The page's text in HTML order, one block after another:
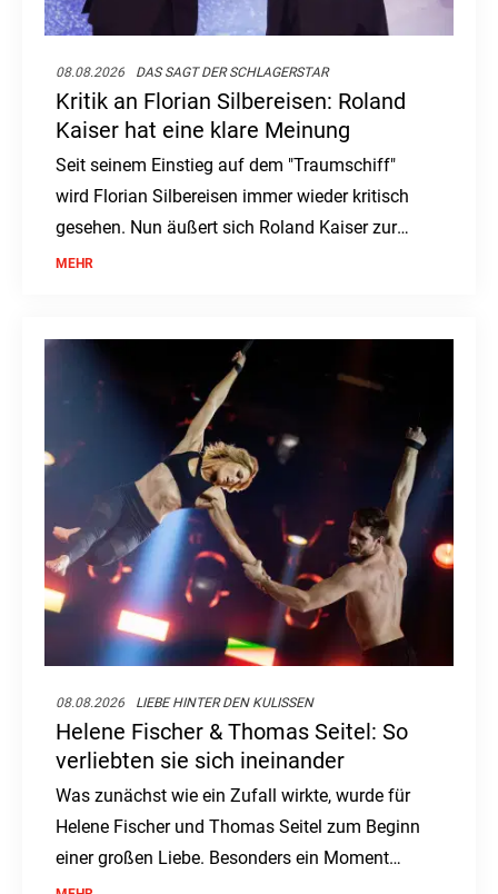
08.08.2026 DAS SAGT DER SCHLAGERSTAR
Kritik an Florian Silbereisen: Roland
Kaiser hat eine klare Meinung
Seit seinem Einstieg auf dem "Traumschiff"
wird Florian Silbereisen immer wieder kritisch
gesehen. Nun äußert sich Roland Kaiser zur
Debatte um den ZDF-Kapitän.
MEHR
08.08.2026 LIEBE HINTER DEN KULISSEN
Helene Fischer & Thomas Seitel: So
verliebten sie sich ineinander
Was zunächst wie ein Zufall wirkte, wurde für
Helene Fischer und Thomas Seitel zum Beginn
einer großen Liebe. Besonders ein Moment
blieb ihm bis heute im Herzen.